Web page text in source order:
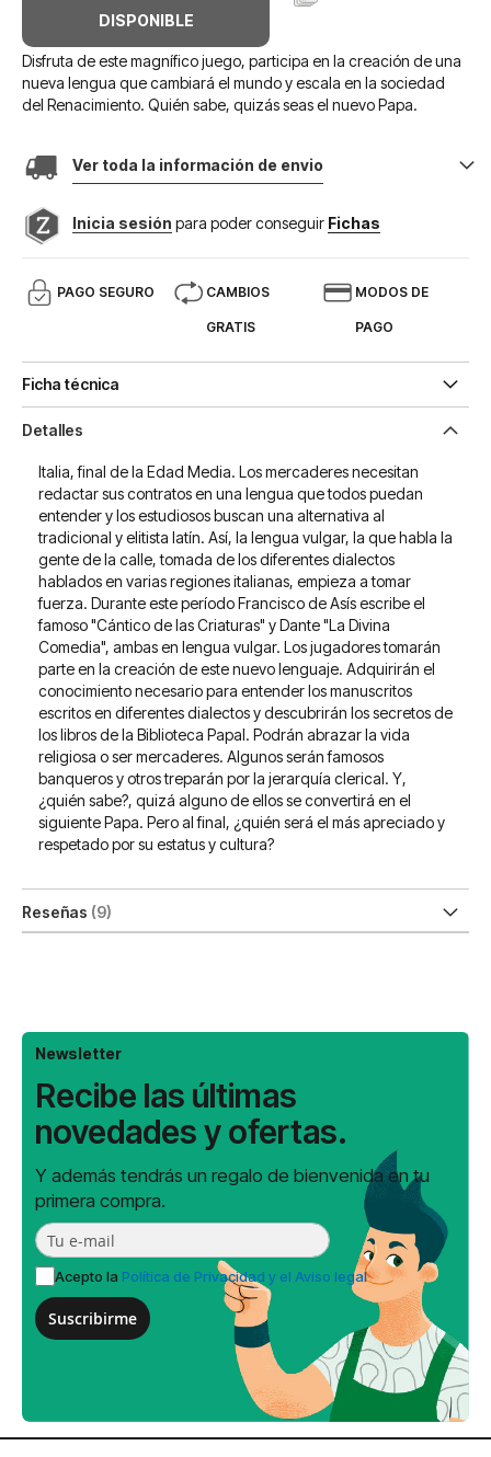
DISPONIBLE
Disfruta de este magnífico juego, participa en la creación de una
nueva lengua que cambiará el mundo y escala en la sociedad
del Renacimiento. Quién sabe, quizás seas el nuevo Papa.
Ver toda la información de envio
Inicia sesión para poder conseguir Fichas
PAGO SEGURO CAMBIOS
GRATIS
MODOS DE
PAGO
Ficha técnica
Detalles
Italia, final de la Edad Media. Los mercaderes necesitan
redactar sus contratos en una lengua que todos puedan
entender y los estudiosos buscan una alternativa al
tradicional y elitista latín. Así, la lengua vulgar, la que habla la
gente de la calle, tomada de los diferentes dialectos
hablados en varias regiones italianas, empieza a tomar
fuerza. Durante este período Francisco de Asís escribe el
famoso "Cántico de las Criaturas" y Dante "La Divina
Comedia", ambas en lengua vulgar. Los jugadores tomarán
parte en la creación de este nuevo lenguaje. Adquirirán el
conocimiento necesario para entender los manuscritos
escritos en diferentes dialectos y descubrirán los secretos de
los libros de la Biblioteca Papal. Podrán abrazar la vida
religiosa o ser mercaderes. Algunos serán famosos
banqueros y otros treparán por la jerarquía clerical. Y,
¿quién sabe?, quizá alguno de ellos se convertirá en el
siguiente Papa. Pero al final, ¿quién será el más apreciado y
respetado por su estatus y cultura?
Reseñas 9
Newsletter
Recibe las últimas
novedades y ofertas.
Y además tendrás un regalo de bienvenida en tu
primera compra.
Acepto la Política de Privacidad y el Aviso legal
Suscribirme